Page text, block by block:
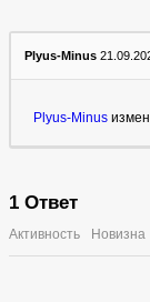
Plyus-Minus
Plyus-Minus
1 Ответ
Активность Новизна